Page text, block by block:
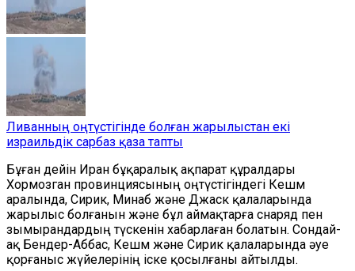
Ливанның оңтүстігінде болған жарылыстан екі
израильдік сарбаз қаза тапты
Бұған дейін Иран бұқаралық ақпарат құралдары
Хормозган провинциясының оңтүстігіндегі Кешм
аралында, Сирик, Минаб және Джаск қалаларында
жарылыс болғанын және бұл аймақтарға снаряд пен
зымырандардың түскенін хабарлаған болатын. Сондай-
ақ Бендер-Аббас, Кешм және Сирик қалаларында әуе
қорғаныс жүйелерінің іске қосылғаны айтылды.